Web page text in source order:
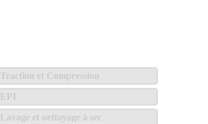
Traction et Compression
EPI
Lavage et nettoyage à sec